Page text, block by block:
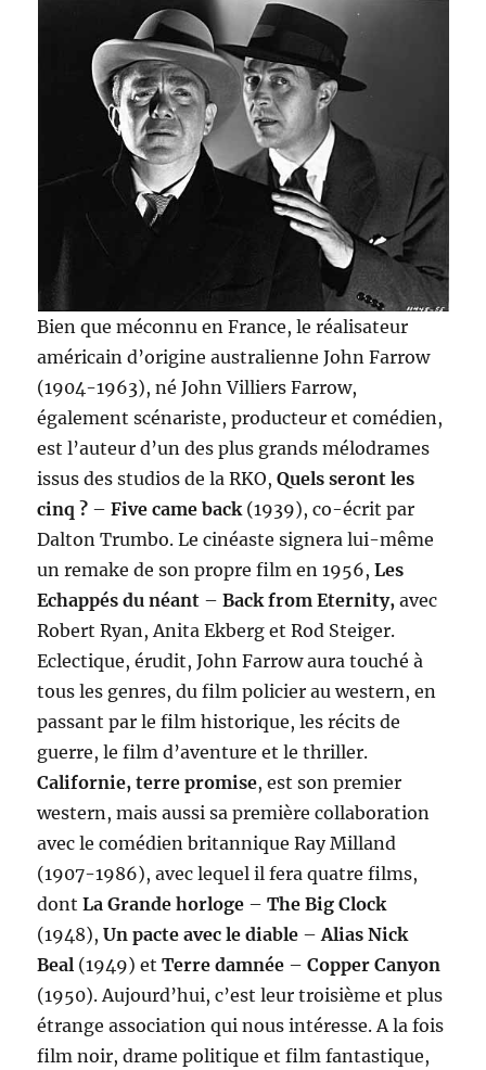
Bien que méconnu en France, le réalisateur
américain d’origine australienne John Farrow
(1904-1963), né John Villiers Farrow,
également scénariste, producteur et comédien,
est l’auteur d’un des plus grands mélodrames
issus des studios de la RKO,Quels seront les
cinq ? –Five came back (1939), co-écrit par
Dalton Trumbo. Le cinéaste signera lui-même
un remake de son propre film en 1956,Les
Echappés du néant –Back from Eternity, avec
Robert Ryan, Anita Ekberg et Rod Steiger.
Eclectique, érudit, John Farrow aura touché à
tous les genres, du film policier au western, en
passant par le film historique, les récits de
guerre, le film d’aventure et le thriller.
Californie, terre promise, est son premier
western, mais aussi sa première collaboration
avec le comédien britannique Ray Milland
(1907-1986), avec lequel il fera quatre films,
dontLa Grande horloge –The Big Clock
(1948),Un pacte avec le diable –Alias Nick
Beal (1949) etTerre damnée – Copper Canyon
(1950). Aujourd’hui, c’est leur troisième et plus
étrange association qui nous intéresse. A la fois
film noir, drame politique et film fantastique,